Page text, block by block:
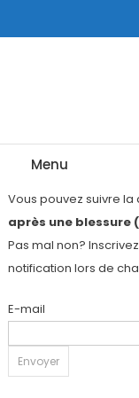
To
Menu
Vous pouvez suivre la
après une blessure
Pas mal non?
notification lors de
E-mail